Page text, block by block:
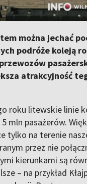
można jechać
podróże koleją
atrakcyjność
roku litewskie linie
5 mln pasażerów.
tylko na terenie
przez nie
kierunkami są
– na przykład